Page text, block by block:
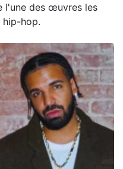
l'une des œuvres les
hip-hop.